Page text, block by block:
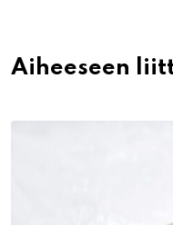
Aiheeseen